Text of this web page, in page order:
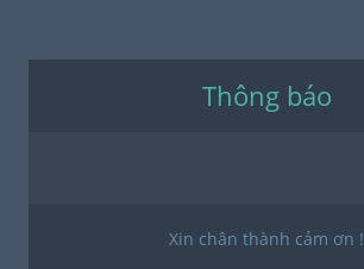
Thông báo
Xin chân thành cảm ơn !